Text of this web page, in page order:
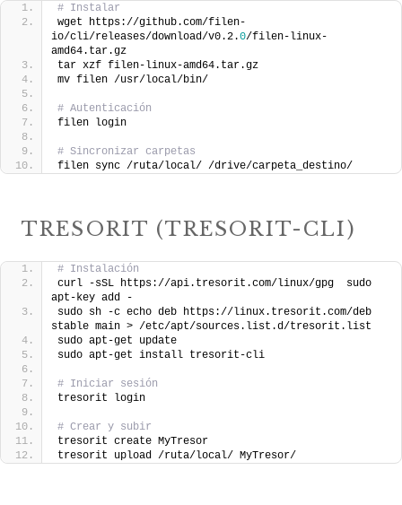
# Instalar
wget https://github.com/filen-
io/cli/releases/download/v0.2.0/filen-linux-
amd64.tar.gz
tar xzf filen-linux-amd64.tar.gz
mv filen /usr/local/bin/
# Autenticación
filen login
# Sincronizar carpetas
filen sync /ruta/local/ /drive/carpeta_destino/
TRESORIT (TRESORIT-CLI)
# Instalación
curl -sSL https://api.tresorit.com/linux/gpg  sudo
apt-key add -
sudo sh -c echo deb https://linux.tresorit.com/deb
stable main > /etc/apt/sources.list.d/tresorit.list
sudo apt-get update
sudo apt-get install tresorit-cli
# Iniciar sesión
tresorit login
# Crear y subir
tresorit create MyTresor
tresorit upload /ruta/local/ MyTresor/